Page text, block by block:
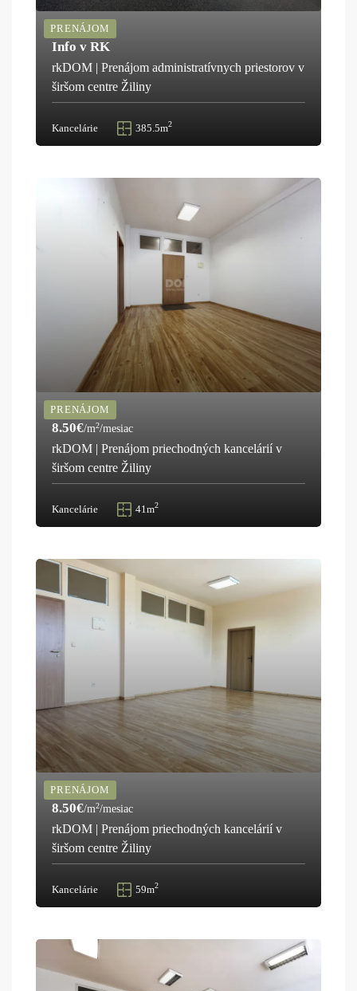
PRENÁJOM
Info v RK
rkDOM | Prenájom administratívnych priestorov v
širšom centre Žiliny
Kancelárie 385.5m2
PRENÁJOM
8.50€/m2/mesiac
rkDOM | Prenájom priechodných kancelárií v
širšom centre Žiliny
Kancelárie 41m2
PRENÁJOM
8.50€/m2/mesiac
rkDOM | Prenájom priechodných kancelárií v
širšom centre Žiliny
Kancelárie 59m2